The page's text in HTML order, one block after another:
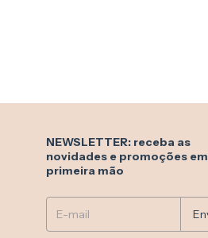
NEWSLETTER: receba as
novidades e promoções em
primeira mão